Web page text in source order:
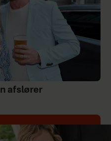
afslører